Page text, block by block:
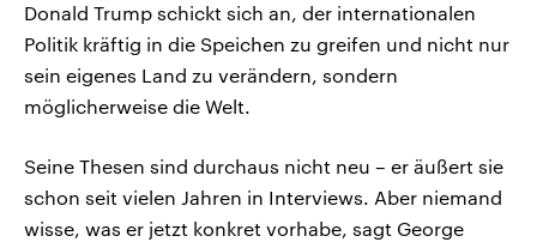
Donald Trump schickt sich an, der internationalen
Politik kräftig in die Speichen zu greifen und nicht nur
sein eigenes Land zu verändern, sondern
möglicherweise die Welt.
Seine Thesen sind durchaus nicht neu – er äußert sie
schon seit vielen Jahren in Interviews. Aber niemand
wisse, was er jetzt konkret vorhabe, sagt George